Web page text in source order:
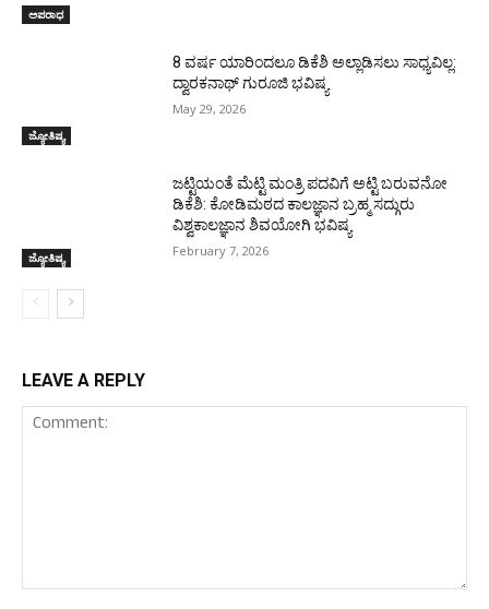
ಅಪರಾಧ
ಜ್ಯೋತಿಷ್ಯ
8 ವರ್ಷ ಯಾರಿಂದಲೂ ಡಿಕೆಶಿ ಅಲ್ಲಾಡಿಸಲು ಸಾಧ್ಯವಿಲ್ಲ:
ದ್ವಾರಕನಾಥ್ ಗುರೂಜಿ ಭವಿಷ್ಯ
May 29, 2026
ಜ್ಯೋತಿಷ್ಯ
ಜಟ್ಟಿಯಂತೆ ಮೆಟ್ಟಿ ಮಂತ್ರಿ ಪದವಿಗೆ ಅಟ್ಟಿ ಬರುವನೋ
ಡಿಕೆಶಿ: ಕೋಡಿಮಠದ ಕಾಲಜ್ಞಾನ ಬ್ರಹ್ಮ ಸದ್ಗುರು
ವಿಶ್ವಕಾಲಜ್ಞಾನ ಶಿವಯೋಗಿ ಭವಿಷ್ಯ
February 7, 2026
LEAVE A REPLY